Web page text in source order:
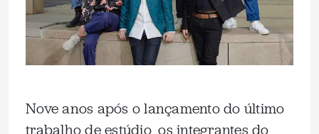
Nove anos após o lançamento do último
trabalho de estúdio, os integrantes do